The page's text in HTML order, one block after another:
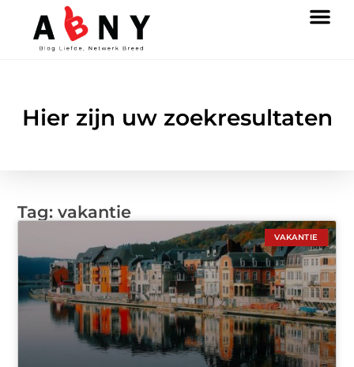
Hier zijn uw zoekresultaten
Tag: vakantie
VAKANTIE